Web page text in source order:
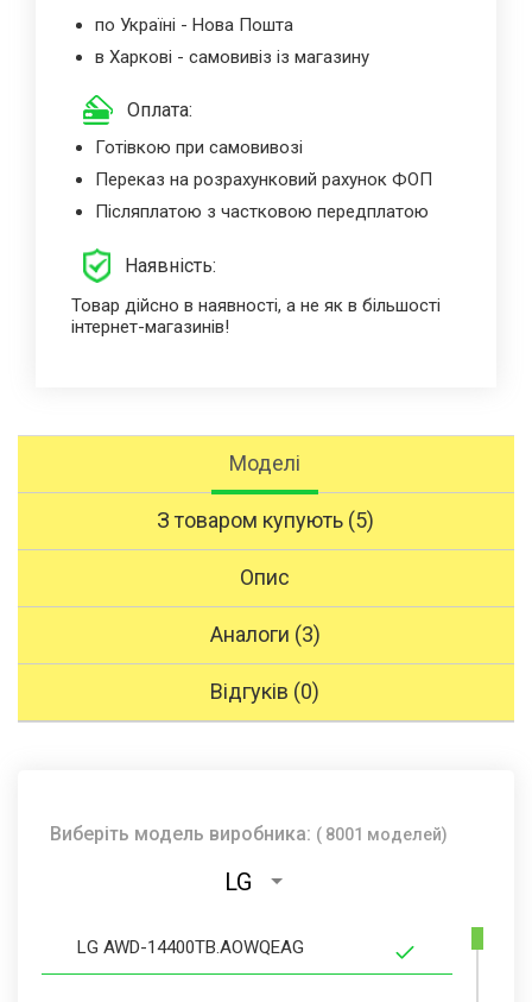
по Україні - Нова Пошта
в Харкові - самовивіз із магазину
Оплата:
Готівкою при самовивозі
Переказ на розрахунковий рахунок ФОП
Післяплатою з частковою передплатою
Наявність:
Товар дійсно в наявності, а не як в більшості
інтернет-магазинів!
Моделі
З товаром купують (5)
Опис
Аналоги (3)
Відгуків (0)
Виберіть модель виробника: ( 8001 моделей)
LG
LG AWD-14400TB.AOWQEAG